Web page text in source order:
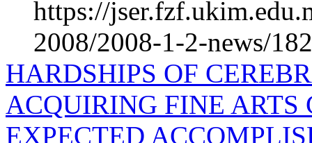
https://
2008/2008-1-2-news/
HARDSHIPS OF
ACQUIRING FINE ARTS
EXPECTED